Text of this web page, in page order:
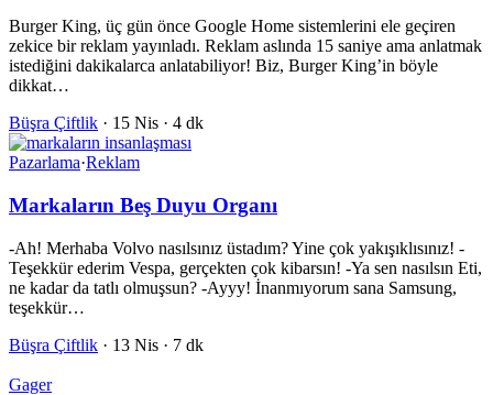
Burger King, üç gün önce Google Home sistemlerini ele geçiren
zekice bir reklam yayınladı. Reklam aslında 15 saniye ama anlatmak
istediğini dakikalarca anlatabiliyor! Biz, Burger King’in böyle
dikkat…
Büşra Çiftlik · 15 Nis · 4 dk
Pazarlama·Reklam
Markaların Beş Duyu Organı
-Ah! Merhaba Volvo nasılsınız üstadım? Yine çok yakışıklısınız! -
Teşekkür ederim Vespa, gerçekten çok kibarsın! -Ya sen nasılsın Eti,
ne kadar da tatlı olmuşsun? -Ayyy! İnanmıyorum sana Samsung,
teşekkür…
Büşra Çiftlik · 13 Nis · 7 dk
Gager